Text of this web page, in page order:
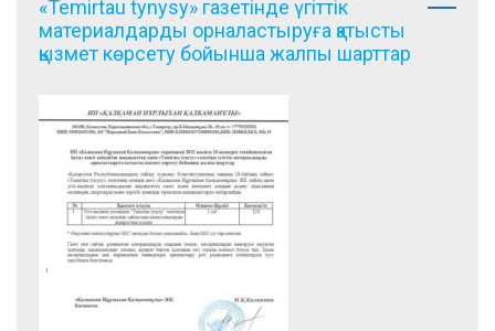
«Temirtau tynysy» газетінде үгіттік
материалдарды орналастыруға қатысты
қызмет көрсету бойынша жалпы шарттар